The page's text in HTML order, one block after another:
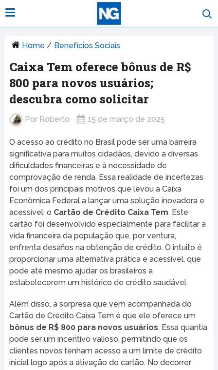
Home / Benefícios Sociais
Caixa Tem oferece bônus de R$
800 para novos usuários;
descubra como solicitar
Por Roberto 15 de março de 2025
O acesso ao crédito no Brasil pode ser uma barreira
significativa para muitos cidadãos, devido a diversas
dificuldades financeiras e à necessidade de
comprovação de renda. Essa realidade de incertezas
foi um dos principais motivos que levou a Caixa
Econômica Federal a lançar uma solução inovadora e
acessível: o Cartão de Crédito Caixa Tem. Este
cartão foi desenvolvido especialmente para facilitar a
vida financeira da população que, por ventura,
enfrenta desafios na obtenção de crédito. O intuito é
proporcionar uma alternativa prática e acessível, que
pode até mesmo ajudar os brasileiros a
estabelecerem um histórico de crédito saudável.
Além disso, a sorpresa que vem acompanhada do
Cartão de Crédito Caixa Tem é que ele oferece um
bônus de R$ 800 para novos usuários. Essa quantia
pode ser um incentivo valioso, permitindo que os
clientes novos tenham acesso a um limite de crédito
inicial logo após a ativação do cartão. No decorrer